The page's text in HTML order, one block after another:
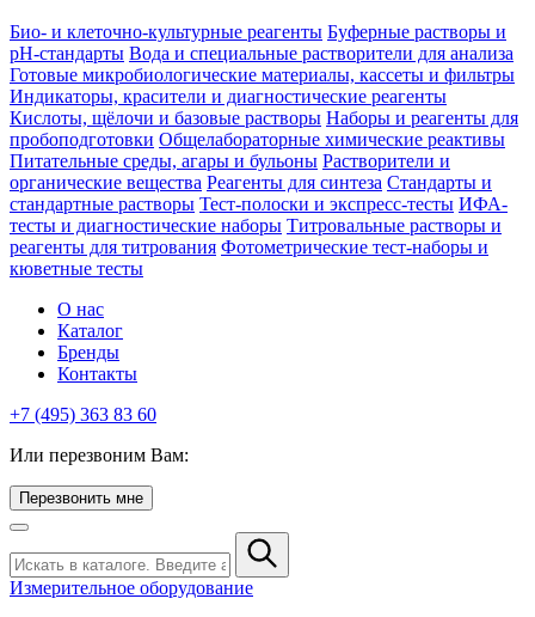
Био- и клеточно-культурные реагенты Буферные растворы и
pH-стандарты Вода и специальные растворители для анализа
Готовые микробиологические материалы, кассеты и фильтры
Индикаторы, красители и диагностические реагенты
Кислоты, щёлочи и базовые растворы Наборы и реагенты для
пробоподготовки Общелабораторные химические реактивы
Питательные среды, агары и бульоны Растворители и
органические вещества Реагенты для синтеза Стандарты и
стандартные растворы Тест-полоски и экспресс-тесты ИФА-
тесты и диагностические наборы Титровальные растворы и
реагенты для титрования Фотометрические тест-наборы и
кюветные тесты
О нас
Каталог
Бренды
Контакты
+7 (495) 363 83 60
Или перезвоним Вам:
Перезвонить мне
Измерительное оборудование